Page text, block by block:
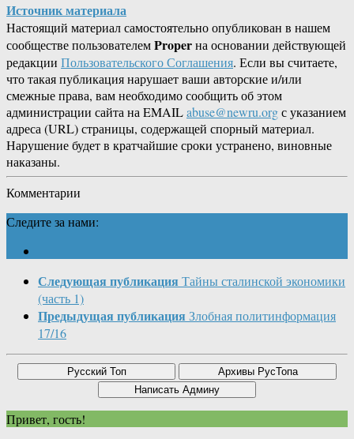
Источник материала
Настоящий материал самостоятельно опубликован в нашем
сообществе пользователемProperна основании действующей
редакции Пользовательского Соглашения. Если вы считаете,
что такая публикация нарушает ваши авторские и/или
смежные права, вам необходимо сообщить об этом
администрации сайта на EMAILabuse@newru.orgс указанием
адреса (URL) страницы, содержащей спорный материал.
Нарушение будет в кратчайшие сроки устранено, виновные
наказаны.
Комментарии
Следите за нами:
Следующая публикация Тайны сталинской экономики
(часть 1)
Предыдущая публикация Злобная политинформация
17/16
Привет, гость!